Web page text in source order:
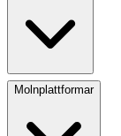
Molnplattformar